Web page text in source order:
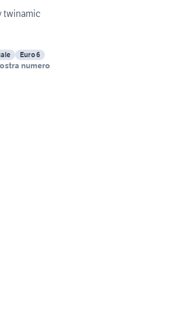
twinamic
Euro 6
numero